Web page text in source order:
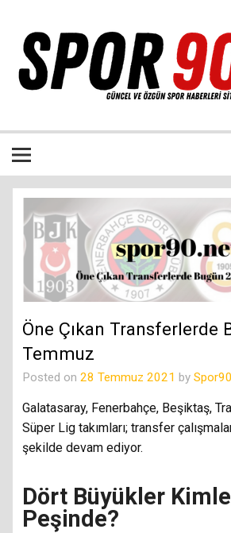
Öne Çıkan Transferlerde
Temmuz
Posted on 28 Temmuz 2021 by
Galatasaray, Fenerbahçe, Beşiktaş,
Süper Lig takımları; transfer
şekilde devam ediyor.
Dört Büyükler
Peşinde?